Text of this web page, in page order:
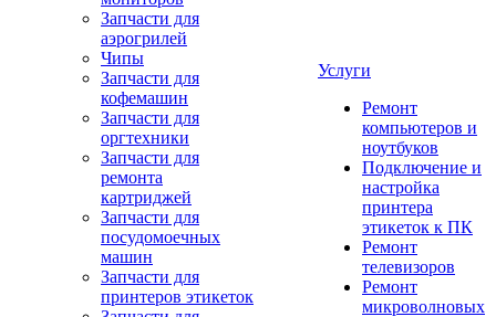
Запчасти для
аэрогрилей
Чипы
Запчасти для
кофемашин
Запчасти для
оргтехники
Запчасти для
ремонта
картриджей
Запчасти для
посудомоечных
машин
Запчасти для
принтеров этикеток
Услуги
Ремонт
компьютеров и
ноутбуков
Подключение и
настройка
принтера
этикеток к ПК
Ремонт
телевизоров
Ремонт
микроволновых